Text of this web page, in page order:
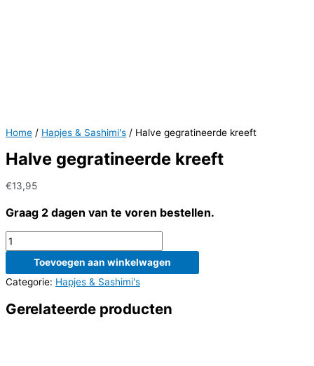
Home / Hapjes & Sashimi's / Halve gegratineerde kreeft
Halve gegratineerde kreeft
€13,95
Graag 2 dagen van te voren bestellen.
Halve
gegratineerde
aantal
Toevoegen aan winkelwagen
Categorie: Hapjes & Sashimi's
Gerelateerde producten